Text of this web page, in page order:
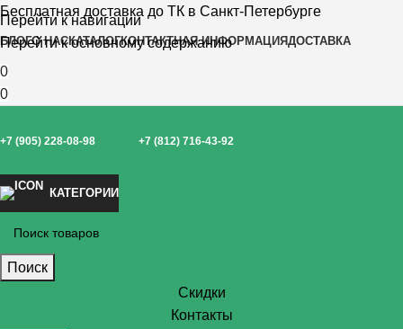
Перейти к навигации
Перейти к основному содержанию
Бесплатная доставка до ТК в Санкт-Петербурге
БЛОГО НАСКАТАЛОГКОНТАКТНАЯ ИНФОРМАЦИЯДОСТАВКА
0
0
+7 (905) 228-08-98 +7 (812) 716-43-92
КАТЕГОРИИ
Поиск
Скидки
Контакты